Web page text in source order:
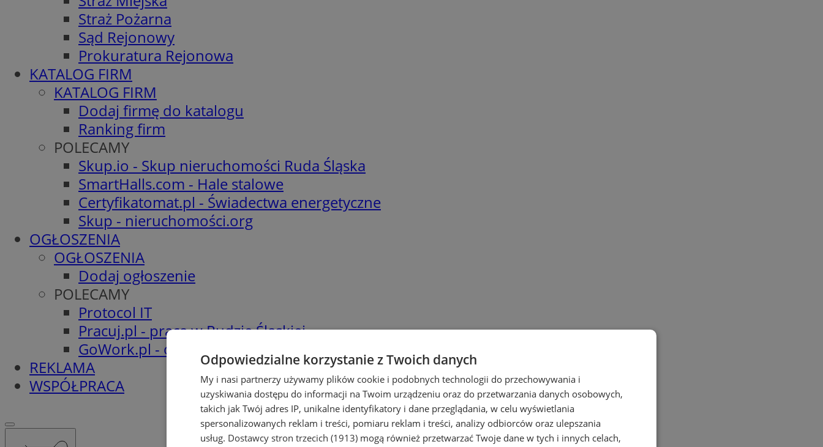
Straż Pożarna
Sąd Rejonowy
Prokuratura Rejonowa
KATALOG FIRM
KATALOG FIRM
Dodaj firmę do katalogu
Ranking firm
POLECAMY
Skup.io - Skup nieruchomości Ruda Śląska
SmartHalls.com - Hale stalowe
Certyfikatomat.pl - Świadectwa energetyczne
Skup - nieruchomości.org
OGŁOSZENIA
OGŁOSZENIA
Dodaj ogłoszenie
POLECAMY
Protocol IT
Pracuj.pl - praca w Rudzie Śląskiej
GoWork.pl - oferty pracy
REKLAMA
WSPÓŁPRACA
Odpowiedzialne korzystanie z Twoich danych
My i nasi partnerzy używamy plików cookie i podobnych technologii do przechowywania i
uzyskiwania dostępu do informacji na Twoim urządzeniu oraz do przetwarzania danych osobowych,
takich jak Twój adres IP, unikalne identyfikatory i dane przeglądania, w celu wyświetlania
spersonalizowanych reklam i treści, pomiaru reklam i treści, analizy odbiorców oraz ulepszania
usług. Dostawcy stron trzecich (1913) mogą również przetwarzać Twoje dane w tych i innych celach,